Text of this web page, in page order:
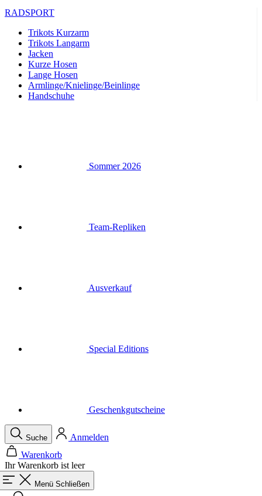
Kurze Hosen
Armlinge/Knielinge/Beinlinge
Handschuhe
Ihr Warenkorb ist leer
Menü Schließen
Suche
Warenkorb